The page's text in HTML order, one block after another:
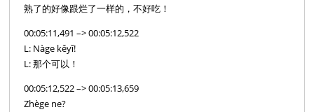
熟了的好像跟烂了一样的，不好吃！
00:05:11,491 –> 00:05:12,522
L: Nàge kěyǐ!
L: 那个可以！
00:05:12,522 –> 00:05:13,659
Zhège ne?